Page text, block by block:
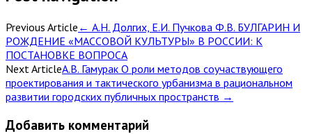
Previous Article ← А.Н. Долгих, Е.И. Пучкова Ф.В. БУЛГАРИН И
РОЖДЕНИЕ «МАССОВОЙ КУЛЬТУРЫ» В РОССИИ: К
ПОСТАНОВКЕ ВОПРОСА
Next ArticleА.В. Гамурак О роли методов соучаствующего
проектирования и тактического урбанизма в рациональном
развитии городских публичных пространств →
Добавить комментарий